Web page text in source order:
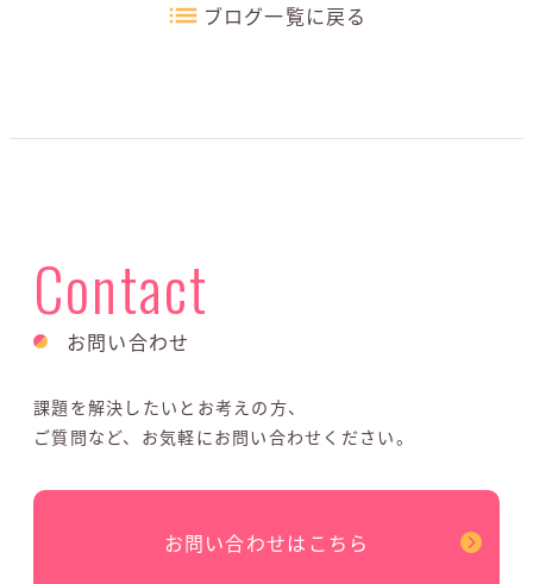
ブログ一覧に戻る
Contact
お問い合わせ
課題を解決したいとお考えの方、
ご質問など、お気軽にお問い合わせください。
お問い合わせはこちら